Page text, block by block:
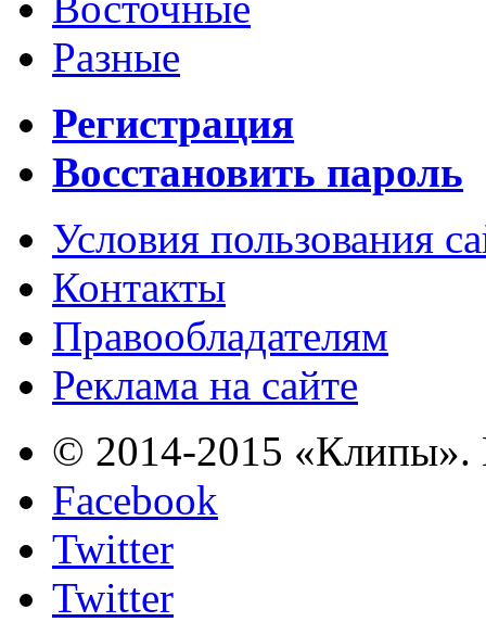
Разные
Регистрация
Восстановить пароль
Условия пользования
Контакты
Правообладателям
Реклама на сайте
© 2014-2015 «Клипы».
Facebook
Twitter
Twitter